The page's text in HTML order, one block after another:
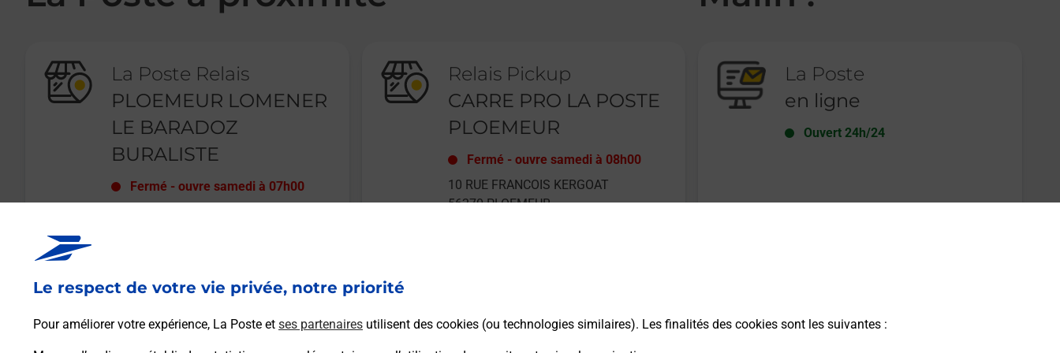
Le respect de votre vie privée, notre priorité
Pour améliorer votre expérience, La Poste et ses partenaires utilisent des cookies (ou technologies similaires). Les finalités des cookies sont les suivantes :
La Poste Relais
PLOEMEUR LOMENER
LE BARADOZ
BURALISTE
Fermé -ouvre samedi à 07h00
En savoir plus
Relais Pickup
CARRE PRO LA POSTE
PLOEMEUR
Fermé - ouvre samedi à 08h00
10 RUE FRANCOIS KERGOAT
56270 PLOEMEUR
La Poste
en ligne
Ouvert 24h/24